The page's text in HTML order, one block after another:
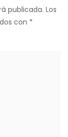
publicada. Los
con *